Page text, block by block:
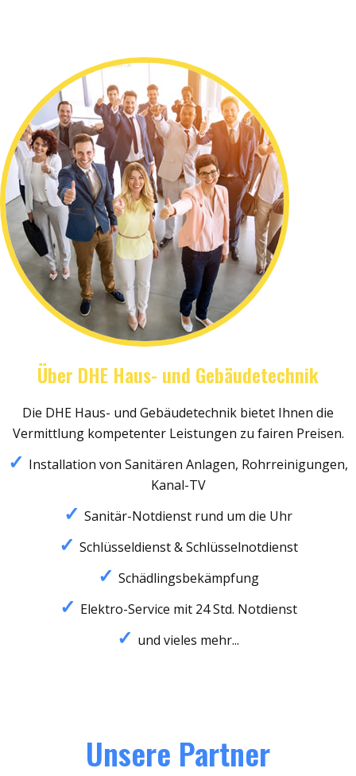
Über DHE Haus- und Gebäudetechnik
Die DHE Haus- und Gebäudetechnik bietet Ihnen die
Vermittlung kompetenter Leistungen zu fairen Preisen.
Installation von Sanitären Anlagen, Rohrreinigungen,
Kanal-TV
Sanitär-Notdienst rund um die Uhr
Schlüsseldienst & Schlüsselnotdienst
Schädlingsbekämpfung
Elektro-Service mit 24 Std. Notdienst
und vieles mehr...
Unsere Partner